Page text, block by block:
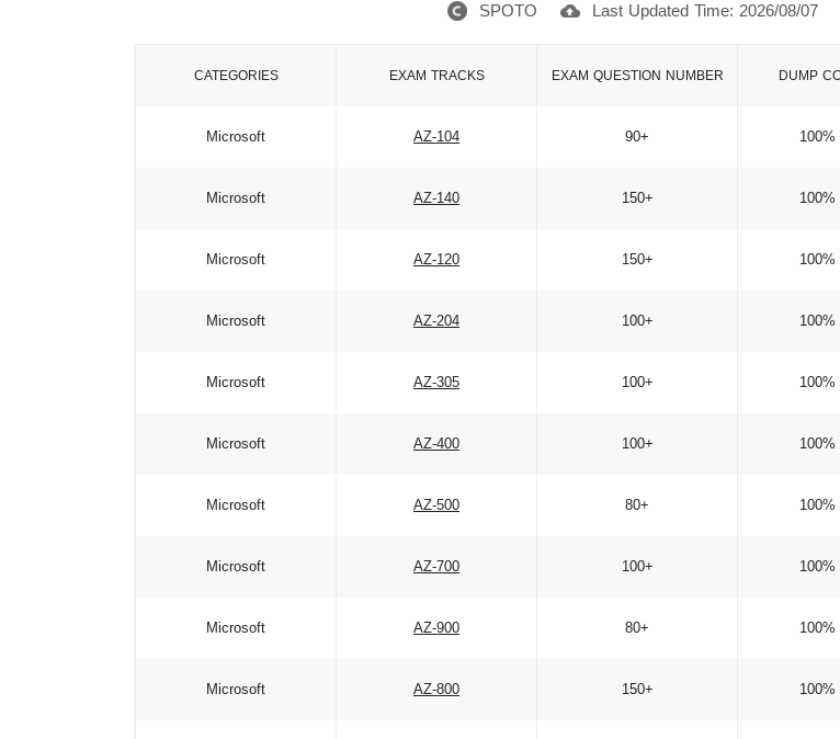
SPOTO Last Updated Time: 2026/08/07
CATEGORIES EXAM TRACKS EXAM QUESTION NUMBER DUMP
Microsoft AZ-104 90+
Microsoft AZ-140 150+
Microsoft AZ-120 150+
Microsoft AZ-204 100+
Microsoft AZ-305 100+
Microsoft AZ-400 100+
Microsoft AZ-500 80+
Microsoft AZ-700 100+
Microsoft AZ-900 80+
Microsoft AZ-800 150+